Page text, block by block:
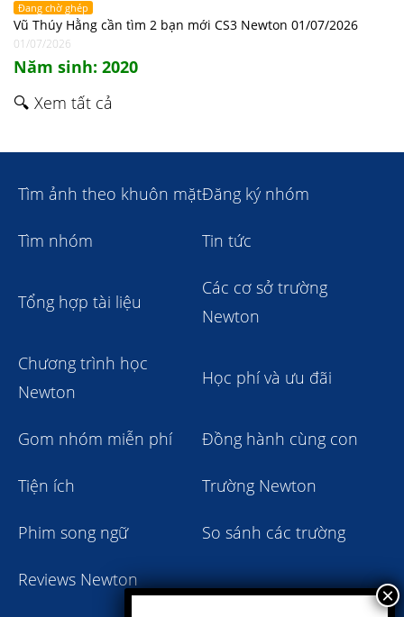
Đang chờ ghép
Vũ Thúy Hằng cần tìm 2 bạn mới CS3 Newton 01/07/2026
01/07/2026
Năm sinh: 2020
🔍 Xem tất cả
Tìm ảnh theo khuôn mặtĐăng ký nhóm
Tìm nhóm Tin tức
Tổng hợp tài liệu
Các cơ sở trường
Newton
Chương trình học
Newton
Học phí và ưu đãi
Gom nhóm miễn phí Đồng hành cùng con
Tiện ích Trường Newton
Phim song ngữ So sánh các trường
Reviews Newton